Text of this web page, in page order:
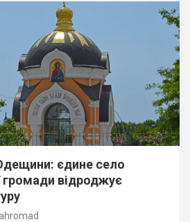
єдине село
громади відроджує